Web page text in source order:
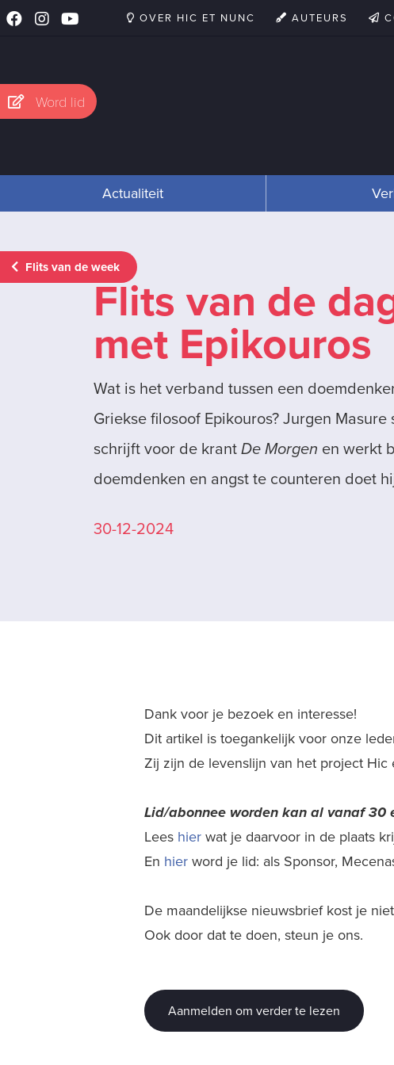
OVER HIC ET NUNC AUTEURS
Word lid
Actualiteit
Flits van de week
Flits van de
met Epikouros
Wat is het verband tussen een
Griekse filosoof Epikouros? Jurgen
schrijft voor de krantDe Morgen en werkt
doemdenken en angst te counteren doet
30-12-2024
Dank voor je bezoek en interesse!
Dit artikel is toegankelijk voor onze
Zij zijn de levenslijn van het project Hic
Lid/abonnee worden kan al vanaf 30
Lees hierwat je daarvoor in de plaats
En hierword je lid: als Sponsor,
De maandelijkse nieuwsbrief kost je
Ook door dat te doen, steun je ons.
Aanmelden om verder te lezen